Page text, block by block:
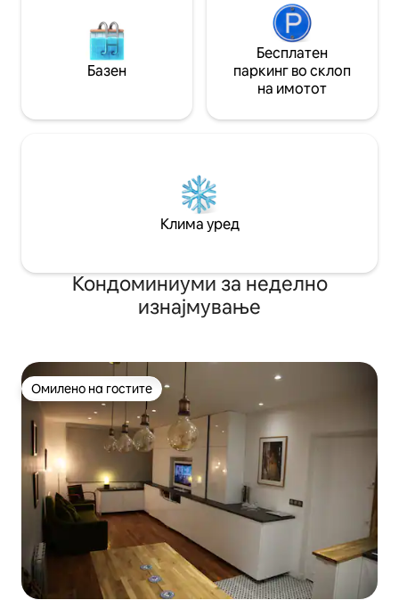
Базен
Бесплатен
паркинг во склоп
на имотот
Клима уред
Кондоминиуми за неделно
изнајмување
Омилено на гостите
Омилено на гостите